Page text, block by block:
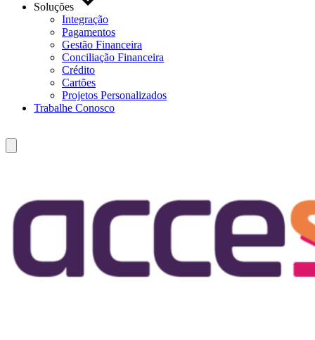
Soluções
Integração
Pagamentos
Gestão Financeira
Conciliação Financeira
Crédito
Cartões
Projetos Personalizados
Trabalhe Conosco